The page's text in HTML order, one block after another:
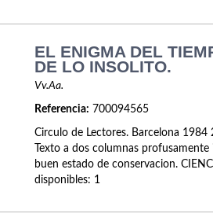
EL ENIGMA DEL
DE LO INSOLITO.
Vv.Aa.
Referencia: 700094565
Circulo de Lectores. Barcelona 1984
Texto a dos columnas
buen estado de conservacion.
disponibles: 1